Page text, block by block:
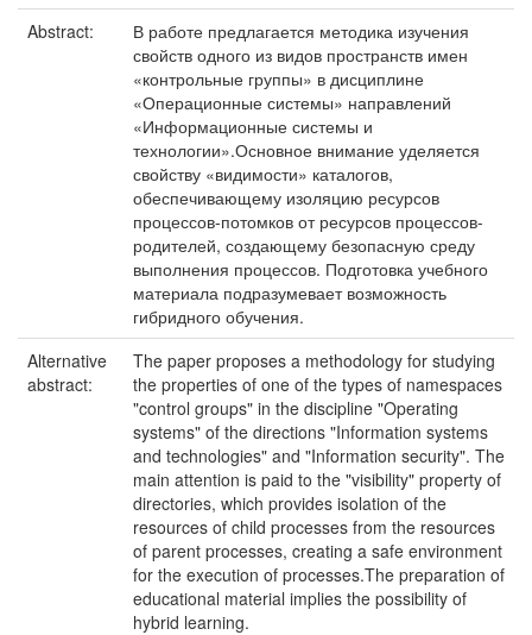
Abstract:
В работе предлагается методика изучения
свойств одного из видов пространств имен
«контрольные группы» в дисциплине
«Операционные системы» направлений
«Информационные системы и
технологии».Основное внимание уделяется
свойству «видимости» каталогов,
обеспечивающему изоляцию ресурсов
процессов-потомков от ресурсов процессов-
родителей, создающему безопасную среду
выполнения процессов. Подготовка учебного
материала подразумевает возможность
гибридного обучения.
Alternative
abstract:
The paper proposes a methodology for studying
the properties of one of the types of namespaces
"control groups" in the discipline "Operating
systems" of the directions "Information systems
and technologies" and "Information security". The
main attention is paid to the "visibility" property of
directories, which provides isolation of the
resources of child processes from the resources
of parent processes, creating a safe environment
for the execution of processes.The preparation of
educational material implies the possibility of
hybrid learning.